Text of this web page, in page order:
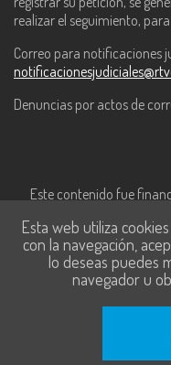
realizar el seguimiento,
Correo para notificaciones
Denuncias por actos de
Este contenido fue
Tecnologías de la
Esta web utiliza
con la navegación,
lo deseas puedes
navegador u